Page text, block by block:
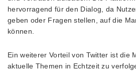
hervorragend für den Dialog, da
geben oder Fragen stellen, auf die
können.
Ein weiterer Vorteil von Twitter ist die
aktuelle Themen in Echtzeit zu